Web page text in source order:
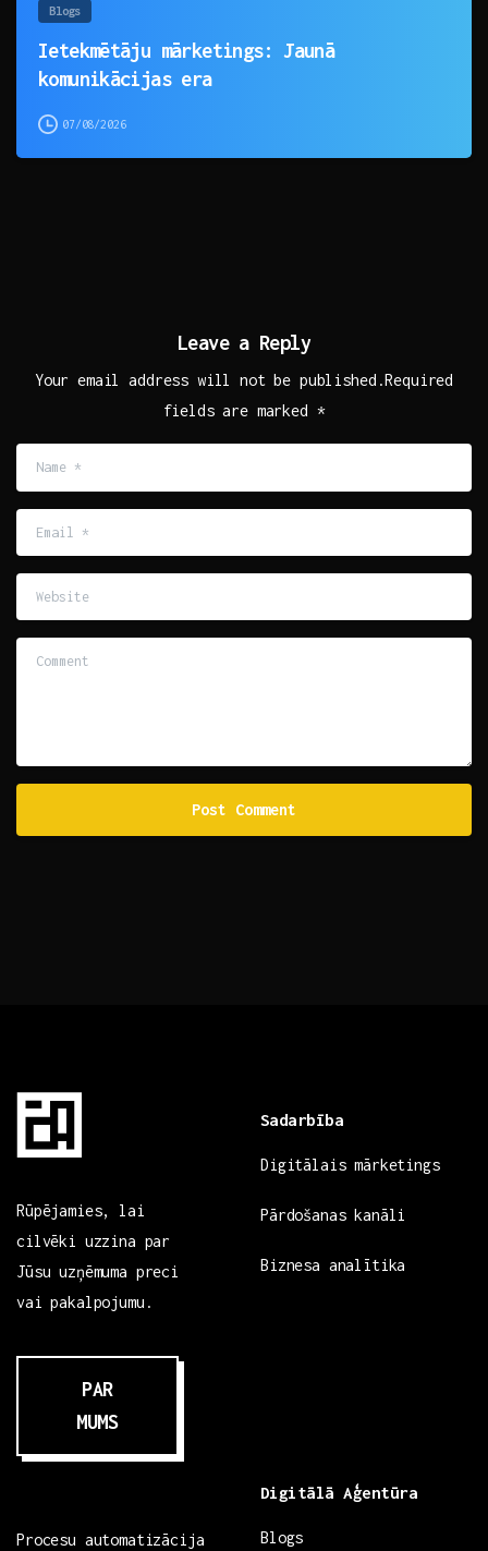
Blogs
Ietekmētāju mārketings: Jaunā
komunikācijas era
07/08/2026
Leave a Reply
Your email address will not be published.Required
fields are marked *
*
Website
Rūpējamies, lai
cilvēki uzzina par
Jūsu uzņēmuma preci
vai pakalpojumu.
PAR
MUMS
Sadarbība
Digitālais mārketings
Pārdošanas kanāli
Biznesa analītika
Procesu automatizācija
Digitālā Aģentūra
Blogs